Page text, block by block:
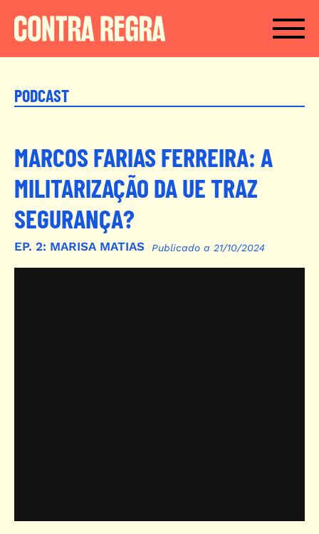
PODCAST
MARCOS FARIAS FERREIRA: A
MILITARIZAÇÃO DA UE TRAZ
SEGURANÇA?
EP. 2: MARISA MATIAS Publicado a 21/10/2024